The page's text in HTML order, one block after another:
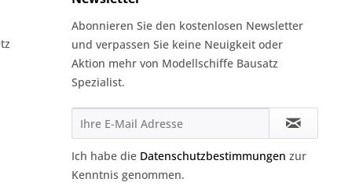
Abonnieren Sie den kostenlosen Newsletter
und verpassen Sie keine Neuigkeit oder
Aktion mehr von Modellschiffe Bausatz
Spezialist.
Ich habe die Datenschutzbestimmungen zur
Kenntnis genommen.